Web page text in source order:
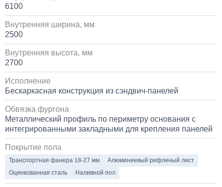
Установка пневмоподвески на воздушных подушках
на КАМАЗ
Установка стояночного кондиционера JUKOOL FT-
TAC-PI09 на крышу
80 000
6100
Внутренняя ширина, мм
2500
Внутренняя высота, мм
2700
Исполнение
Бескаркасная конструкция из сэндвич-панелей
Обвязка фургона
Металлический профиль по периметру основания с
интегрированными закладными для крепления панелей
Покрытие пола
Транспортная фанера 18-27 мм
Алюминиевый рифленый лист
Оцинкованная сталь
Наливной пол